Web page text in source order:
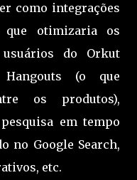
como integrações
que otimizaria os
do Orkut
(o que
os produtos),
em tempo
no Google Search,
etc.